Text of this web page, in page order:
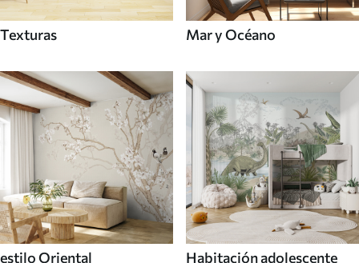
Texturas Mar y Océano
estilo Oriental Habitación adolescente